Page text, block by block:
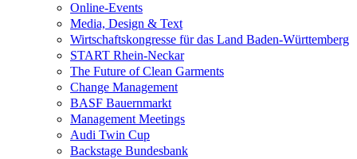
Online-Events
Media, Design & Text
Wirtschaftskongresse für das Land Baden-Württemberg
START Rhein-Neckar
The Future of Clean Garments
Change Management
BASF Bauernmarkt
Management Meetings
Audi Twin Cup
Backstage Bundesbank